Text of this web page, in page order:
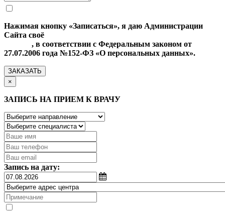
Нажимая кнопку «Записаться», я даю Администрации
Сайта своё
, в соответствии с Федеральным законом от
27.07.2006 года №152-ФЗ «О персональных данных».
ЗАКАЗАТЬ
×
ЗАПИСЬ НА ПРИЕМ К ВРАЧУ
Запись на дату: